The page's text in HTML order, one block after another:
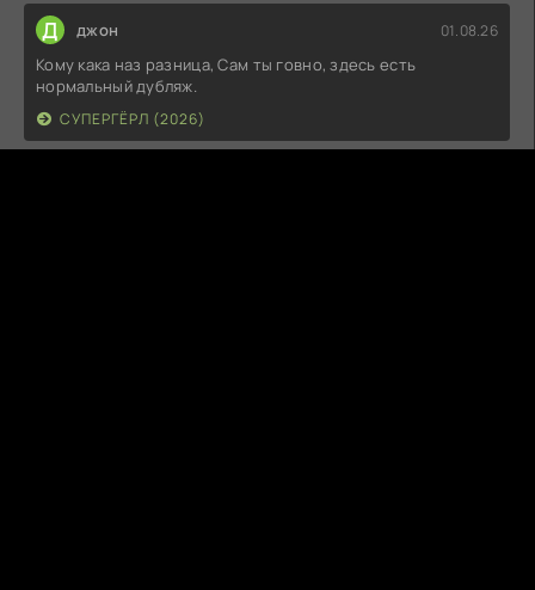
Д джон 01.08.26
Кому кака наз разница, Сам ты говно, здесь есть
нормальный дубляж.
СУПЕРГЁРЛ (2026)